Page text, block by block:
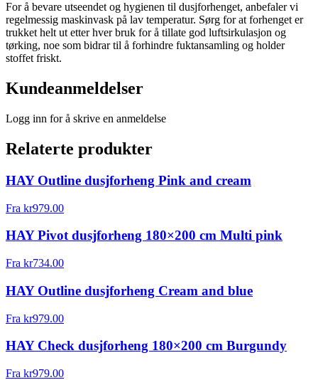
For å bevare utseendet og hygienen til dusjforhenget, anbefaler vi
regelmessig maskinvask på lav temperatur. Sørg for at forhenget er
trukket helt ut etter hver bruk for å tillate god luftsirkulasjon og
tørking, noe som bidrar til å forhindre fuktansamling og holder
stoffet friskt.
Kundeanmeldelser
Logg inn for å skrive en anmeldelse
Relaterte produkter
HAY Outline dusjforheng Pink and cream
Fra kr979.00
HAY Pivot dusjforheng 180×200 cm Multi pink
Fra kr734.00
HAY Outline dusjforheng Cream and blue
Fra kr979.00
HAY Check dusjforheng 180×200 cm Burgundy
Fra kr979.00